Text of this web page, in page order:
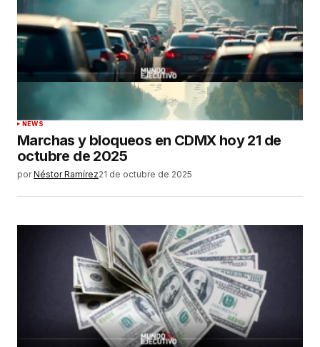
NEWS
Marchas y bloqueos en CDMX hoy 21 de
octubre de 2025
por Néstor Ramírez21 de octubre de 2025